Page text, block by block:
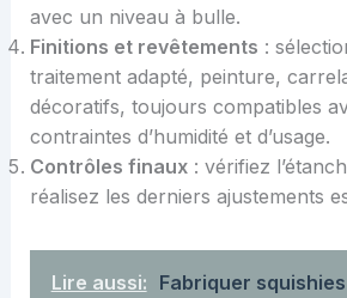
avec un niveau à bulle.
Finitions et revêtements :
traitement adapté, peinture,
décoratifs, toujours compatibles
contraintes d’humidité et d’usage.
Contrôles finaux: vérifiez
réalisez les derniers ajustements
Lire aussi: Fabriquer squishies